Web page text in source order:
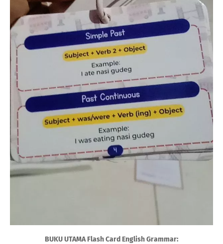
BUKU UTAMA Flash Card English Grammar: